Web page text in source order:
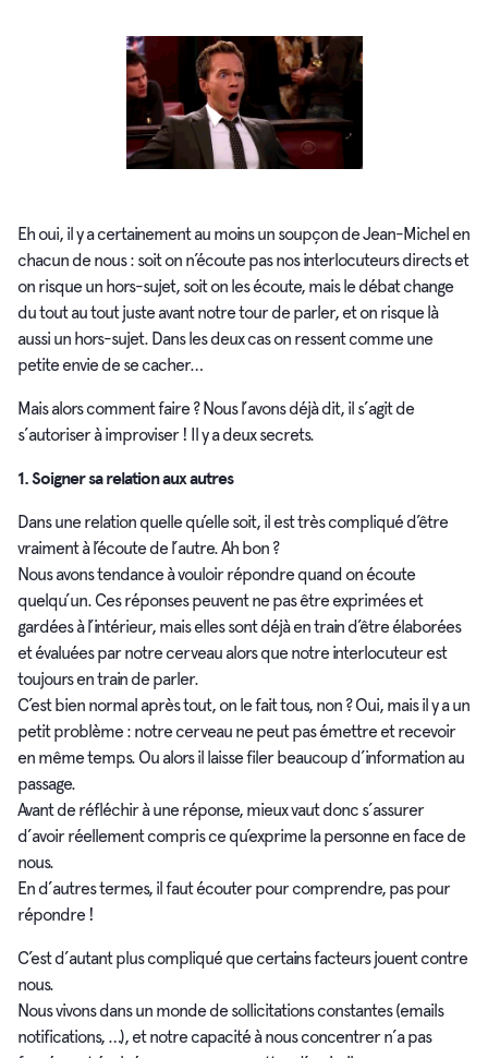
Eh oui, il y a certainement au moins un soupçon de Jean-Michel en
chacun de nous : soit on n’écoute pas nos interlocuteurs directs et
on risque un hors-sujet, soit on les écoute, mais le débat change
du tout au tout juste avant notre tour de parler, et on risque là
aussi un hors-sujet. Dans les deux cas on ressent comme une
petite envie de se cacher…
Mais alors comment faire ? Nous l’avons déjà dit, il s’agit de
s’autoriser à improviser ! Il y a deux secrets.
1. Soigner sa relation aux autres
Dans une relation quelle qu’elle soit, il est très compliqué d’être
vraiment à l’écoute de l’autre. Ah bon ?
Nous avons tendance à vouloir répondre quand on écoute
quelqu’un. Ces réponses peuvent ne pas être exprimées et
gardées à l’intérieur, mais elles sont déjà en train d’être élaborées
et évaluées par notre cerveau alors que notre interlocuteur est
toujours en train de parler.
C’est bien normal après tout, on le fait tous, non ? Oui, mais il y a un
petit problème : notre cerveau ne peut pas émettre et recevoir
en même temps. Ou alors il laisse filer beaucoup d’information au
passage.
Avant de réfléchir à une réponse, mieux vaut donc s’assurer
d’avoir réellement compris ce qu’exprime la personne en face de
nous.
En d’autres termes, il faut écouter pour comprendre, pas pour
répondre !
C’est d’autant plus compliqué que certains facteurs jouent contre
nous.
Nous vivons dans un monde de sollicitations constantes (emails
notifications, …), et notre capacité à nous concentrer n’a pas